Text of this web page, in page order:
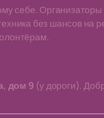
себе.
без шансов на
дом 9 (у дороги).